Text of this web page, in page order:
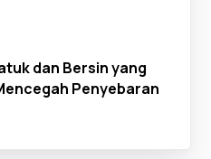
dan Bersin yang
Penyebaran